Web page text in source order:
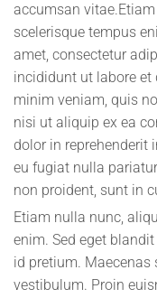
accumsan
scelerisque tempus
amet, consectetur
incididunt ut labore et
minim veniam, quis
nisi ut aliquip ex ea
dolor in reprehenderit
eu fugiat nulla
non proident, sunt in
Etiam nulla nunc,
enim. Sed eget
id pretium. Maecenas
vestibulum. Proin